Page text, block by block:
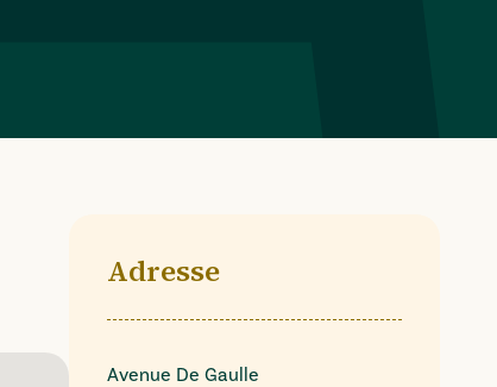
Adresse
Avenue De Gaulle